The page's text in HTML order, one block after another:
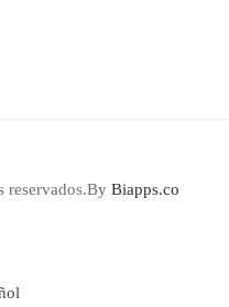
reservados.By Biapps.co